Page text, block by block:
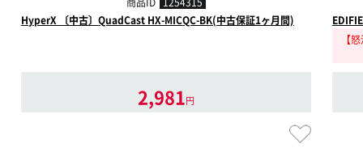
HyperX 〔中古〕QuadCast HX-MICQC-BK(中古保証1ヶ月間)
2,981円
【